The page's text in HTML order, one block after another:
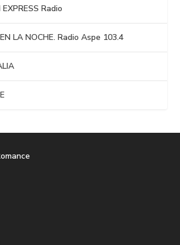
Radio
LA NOCHE. Radio Aspe 103.4